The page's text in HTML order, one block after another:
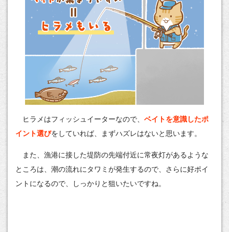
ヒラメはフィッシュイーターなので、 ベイトを意識したポ
イント選びをしていれば、まずハズレはないと思います。
また、漁港に接した堤防の先端付近に常夜灯があるような
ところは、潮の流れにタワミが発生するので、さらに好ポイ
ントになるので、しっかりと狙いたいですね。